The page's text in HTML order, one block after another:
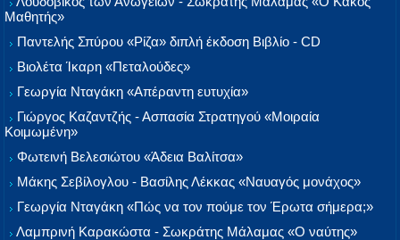
Μαθητής»
Παντελής Σπύρου «Ρίζα» διπλή έκδοση Βιβλίο - CD
Βιολέτα Ίκαρη «Πεταλούδες»
Γεωργία Νταγάκη «Aπέραντη ευτυχία»
Γιώργος Καζαντζής - Ασπασία Στρατηγού «Μοιραία
Κοιμωμένη»
Φωτεινή Βελεσιώτου «Άδεια Βαλίτσα»
Μάκης Σεβίλογλου - Βασίλης Λέκκας «Ναυαγός μονάχος»
Γεωργία Νταγάκη «Πώς να τον πούμε τον Έρωτα σήμερα;»
Λαμπρινή Καρακώστα - Σωκράτης Μάλαμας «Ο ναύτης»